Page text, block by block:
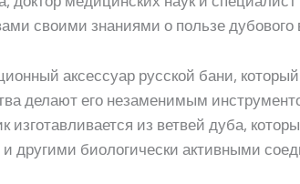
своими знаниями о пользе дубового
аксессуар русской бани, который
делают его незаменимым
изготавливается из ветвей дуба,
другими биологически активными